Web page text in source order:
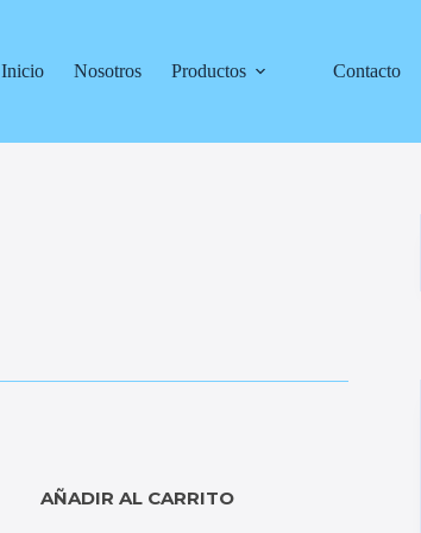
Inicio
Nosotros Productos Contacto
AÑADIR AL CARRITO